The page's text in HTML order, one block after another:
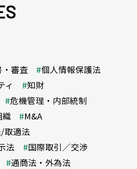
・審査
個人情報保護法
ィ
知財
危機管理・内部統制
織
M&A
取適法
法
国際取引／交渉
通商法・外為法